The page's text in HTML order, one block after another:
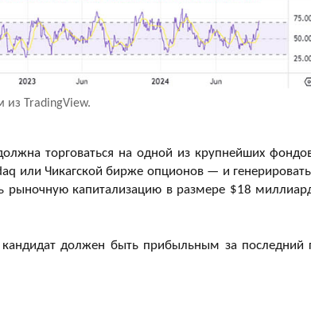
из TradingView.
торговаться на одной из крупнейших
Чикагской бирже опционов — и
капитализацию в размере $18
должен быть прибыльным за последний